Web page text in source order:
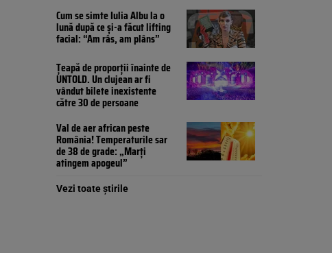
Cum se simte Iulia Albu la o
lună după ce și-a făcut lifting
facial: “Am râs, am plâns”
Țeapă de proporții înainte de
UNTOLD. Un clujean ar fi
vândut bilete inexistente
către 30 de persoane
Val de aer african peste
România! Temperaturile sar
de 38 de grade: „Marți
atingem apogeul”
Vezi toate știrile